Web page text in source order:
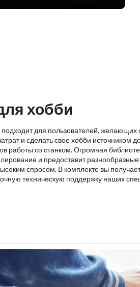
хобби
для пользователей, желающих
и сделать свое хобби источником
работы со станком. Огромная
и предоставит
спросом. В комплекте вы
техническую поддержку наших